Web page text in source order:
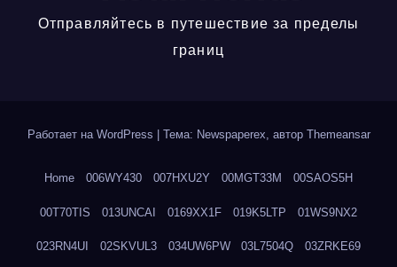
Отправляйтесь в путешествие за пределы
границ
Работает на WordPress Тема: Newspaperex, автор Themeansar
Home 006WY430 007HXU2Y 00MGT33M 00SAOS5H
00T70TIS 013UNCAI 0169XX1F 019K5LTP 01WS9NX2
023RN4UI 02SKVUL3 034UW6PW 03L7504Q 03ZRKE69